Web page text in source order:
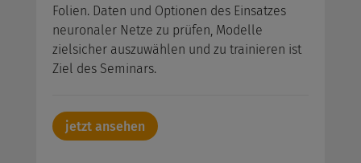
Folien. Daten und Optionen des Einsatzes
neuronaler Netze zu prüfen, Modelle
zielsicher auszuwählen und zu trainieren ist
Ziel des Seminars.
jetzt ansehen